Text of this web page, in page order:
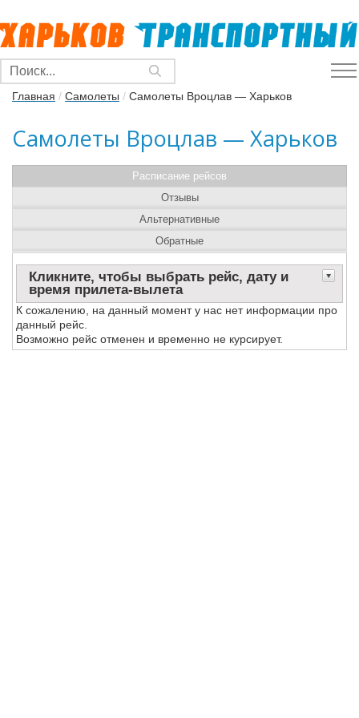
Главная / Самолеты / Самолеты Вроцлав — Харьков
Самолеты Вроцлав — Харьков
Расписание рейсов
Кликните, чтобы выбрать рейс, дату и
время прилета-вылета
К сожалению, на данный момент у нас нет информации про
данный рейс.
Возможно рейс отменен и временно не курсирует.
Отзывы
Альтернативные
Обратные